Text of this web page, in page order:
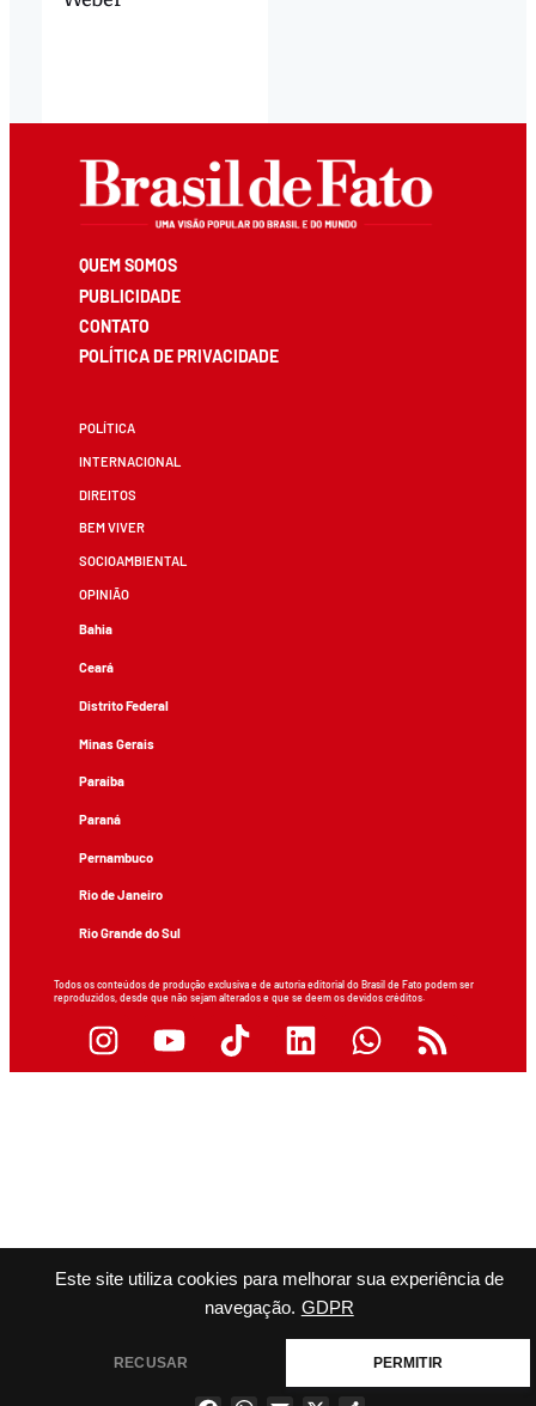
Este site utiliza cookies para melhorar sua experiência de
navegação. GDPR
RECUSAR PERMITIR
QUEM SOMOS
PUBLICIDADE
CONTATO
POLÍTICA DE PRIVACIDADE
POLÍTICA
INTERNACIONAL
DIREITOS
BEM VIVER
SOCIOAMBIENTAL
OPINIÃO
Bahia
Ceará
Distrito Federal
Minas Gerais
Paraíba
Paraná
Pernambuco
Rio de Janeiro
Rio Grande do Sul
Todos os conteúdos de produção exclusiva e de autoria editorial do Brasil de Fato podem ser
reproduzidos, desde que não sejam alterados e que se deem os devidos créditos.